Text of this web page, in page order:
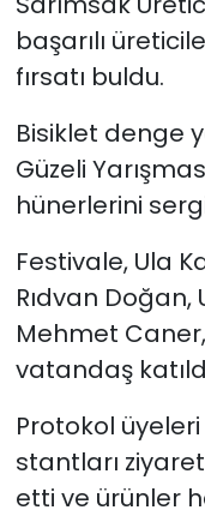
başarılı
fırsatı buldu.
Bisiklet denge
Güzeli
hünerlerini
Festivale, Ula
Rıdvan Doğan,
Mehmet
vatandaş
Protokol
stantları
etti ve ürünler